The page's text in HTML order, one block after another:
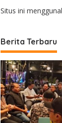
Situs ini
Berita Terbaru